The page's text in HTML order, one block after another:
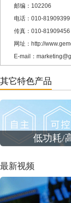
邮编：102206
电话：010-81909399
传真：010-81909456
网址：http://
E-mail：
其它特色产品
低功耗/
最新视频